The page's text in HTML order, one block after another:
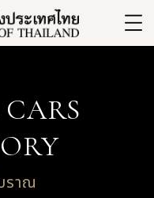
ราณ